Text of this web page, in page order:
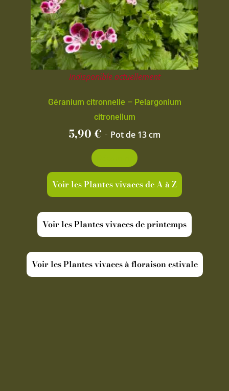
Indisponible actuellement
Géranium citronnelle – Pelargonium
citronellum
5,90€ - Pot de 13 cm
Voir les Plantes vivaces de A à Z
Voir les Plantes vivaces de printemps
Voir les Plantes vivaces à floraison estivale